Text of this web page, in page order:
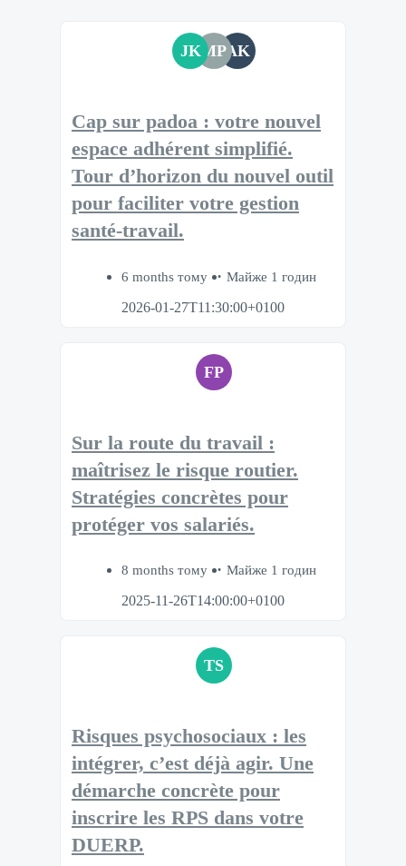
JK MPAK
Cap sur padoa : votre nouvel
espace adhérent simplifié.
Tour d’horizon du nouvel outil
pour faciliter votre gestion
santé-travail.​
6 months тому
Майже 1 годин
2026-01-27T11:30:00+0100
FP
Sur la route du travail :
maîtrisez le risque routier.​
Stratégies concrètes pour
protéger vos salariés.​
8 months тому
Майже 1 годин
2025-11-26T14:00:00+0100
TS
Risques psychosociaux : les
intégrer, c’est déjà agir.​ Une
démarche concrète pour
inscrire les RPS dans votre
DUERP.​